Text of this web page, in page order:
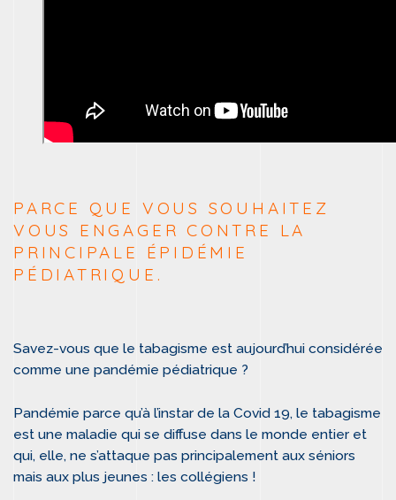
PARCE QUE VOUS SOUHAITEZ
VOUS ENGAGER CONTRE LA
PRINCIPALE ÉPIDÉMIE
PÉDIATRIQUE.
Savez-vous que le tabagisme est aujourd’hui considérée
comme une pandémie pédiatrique ?
Pandémie parce qu’à l’instar de la Covid 19, le tabagisme
est une maladie qui se diffuse dans le monde entier et
qui, elle, ne s’attaque pas principalement aux séniors
mais aux plus jeunes : les collégiens !